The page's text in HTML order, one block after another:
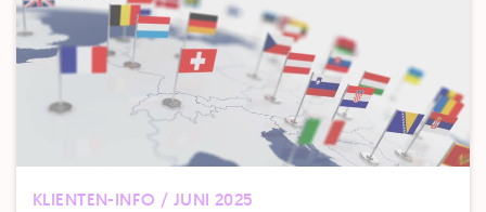
KLIENTEN-INFO / JUNI 2025